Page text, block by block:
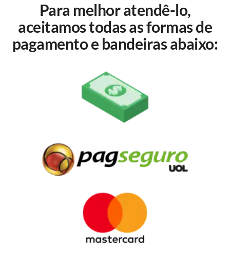
Para melhor atendê-lo,
aceitamos todas as formas de
pagamento e bandeiras abaixo: